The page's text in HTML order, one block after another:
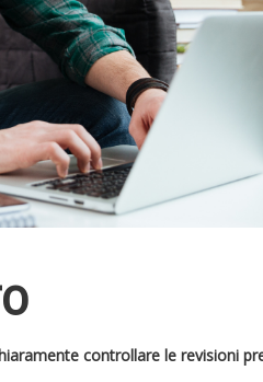
controllare le revisioni